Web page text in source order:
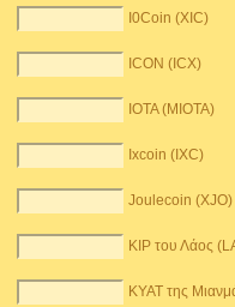
I0Coin (XIC)
ICON (ICX)
IOTA (MIOTA)
Ixcoin (IXC)
Joulecoin (XJO)
KIP του Λάος
KYAT της